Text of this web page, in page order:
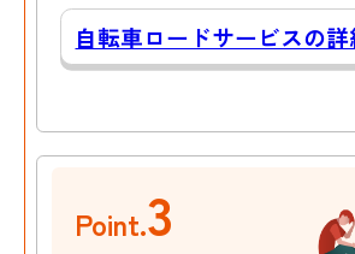
自転車ロードサービスの
Point.3